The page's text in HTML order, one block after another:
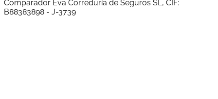
Comparador Eva Correduría de Seguros SL, CIF:
B88383898 - J-3739